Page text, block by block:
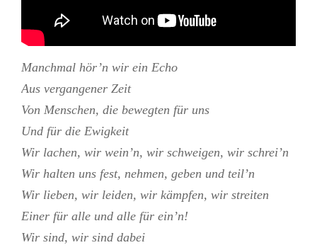
Manchmal hör’n wir ein Echo
Aus vergangener Zeit
Von Menschen, die bewegten für uns
Und für die Ewigkeit
Wir lachen, wir wein’n, wir schweigen, wir schrei’n
Wir halten uns fest, nehmen, geben und teil’n
Wir lieben, wir leiden, wir kämpfen, wir streiten
Einer für alle und alle für ein’n!
Wir sind, wir sind dabei